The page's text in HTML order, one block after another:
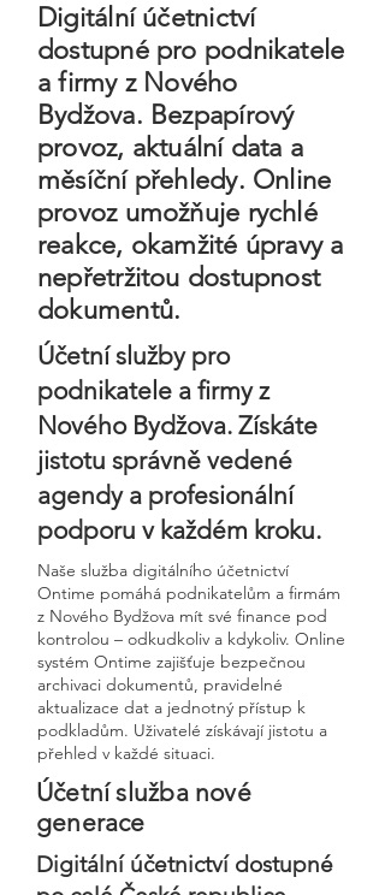
Digitální účetnictví
dostupné pro podnikatele
a firmy z Nového
Bydžova. Bezpapírový
provoz, aktuální data a
měsíční přehledy. Online
provoz umožňuje rychlé
reakce, okamžité úpravy a
nepřetržitou dostupnost
dokumentů.
Účetní služby pro
podnikatele a firmy z
Nového Bydžova. Získáte
jistotu správně vedené
agendy a profesionální
podporu v každém kroku.
Naše služba digitálního účetnictví
Ontime pomáhá podnikatelům a firmám
z Nového Bydžova mít své finance pod
kontrolou – odkudkoliv a kdykoliv. Online
systém Ontime zajišťuje bezpečnou
archivaci dokumentů, pravidelné
aktualizace dat a jednotný přístup k
podkladům. Uživatelé získávají jistotu a
přehled v každé situaci.
Účetní služba nové
generace
Digitální účetnictví dostupné